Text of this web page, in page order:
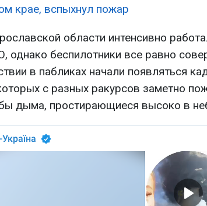
крае, вспыхнул пожар
области интенсивно
однако беспилотники все равно
в пабликах начали появляться
с разных ракурсов заметно
дыма, простирающиеся высоко в